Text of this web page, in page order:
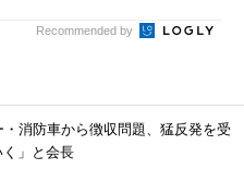
Recommended by
消防車から徴収問題、猛反発を受
」と会長